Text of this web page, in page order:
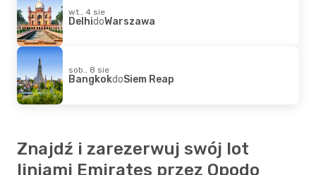
wt., 4 sie
DelhidoWarszawa
sob., 8 sie
BangkokdoSiem Reap
Znajdź i zarezerwuj swój lot
liniami Emirates przez Opodo